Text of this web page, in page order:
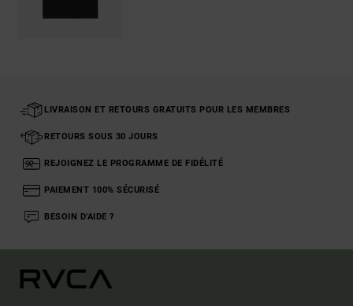
LIVRAISON ET RETOURS GRATUITS POUR LES MEMBRES
RETOURS SOUS 30 JOURS
REJOIGNEZ LE PROGRAMME DE FIDÉLITÉ
PAIEMENT 100% SÉCURISÉ
BESOIN D'AIDE ?